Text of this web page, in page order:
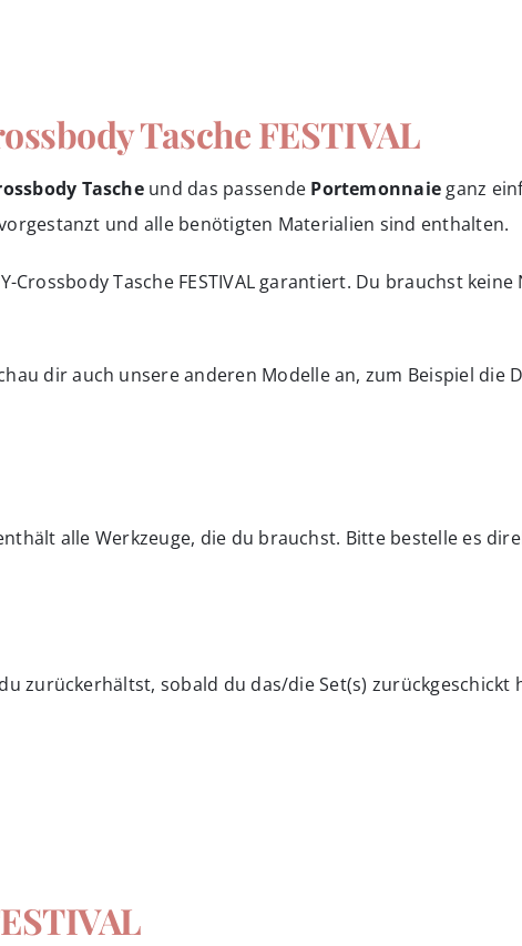
Tasche FESTIVAL
Tascheund das passende Portemonnaieganz
und alle benötigten Materialien sind enthalten.
Crossbody Tasche FESTIVAL garantiert. Du brauchst
dir auch unsere anderen Modelle an, zum Beispiel die
alle Werkzeuge, die du brauchst. Bitte bestelle es
zurückerhältst, sobald du das/die Set(s) zurückgeschickt